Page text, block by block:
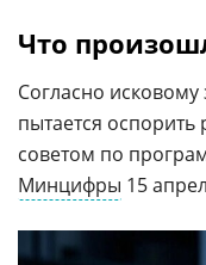
Что
Согласно
пытается
советом по
Минцифры 15